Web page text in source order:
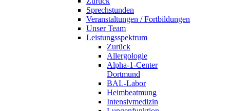
Sprechstunden
Veranstaltungen / Fortbildungen
Unser Team
Leistungsspektrum
Zurück
Allergologie
Alpha-1-Center
Dortmund
BAL-Labor
Heimbeatmung
Intensivmedizin